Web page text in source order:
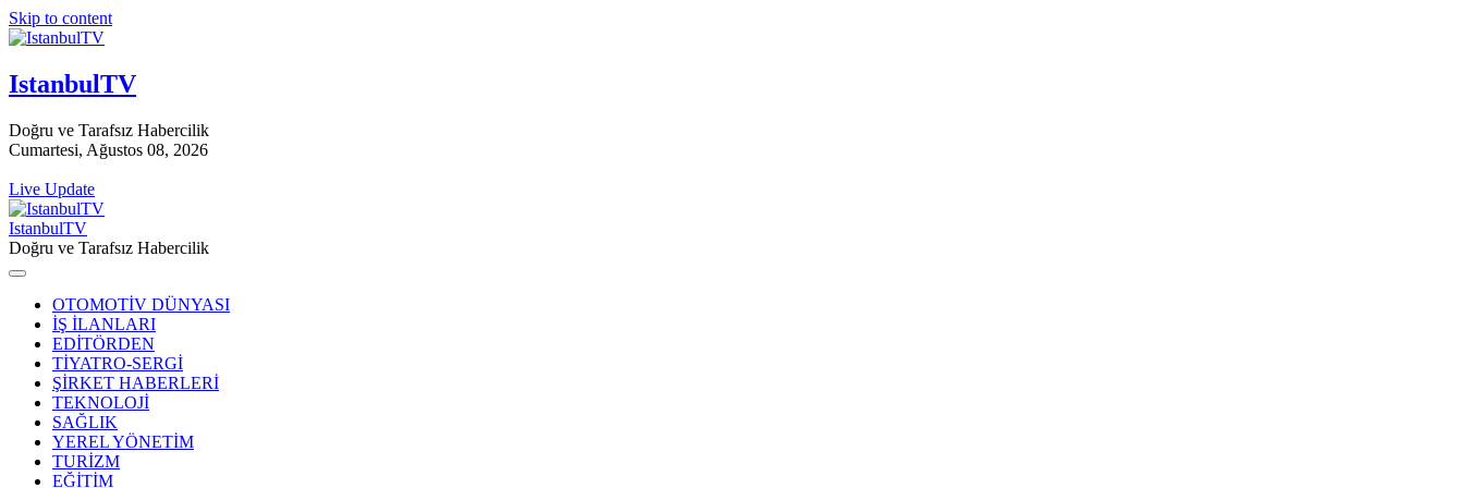
Skip to content
IstanbulTV
Doğru ve Tarafsız Habercilik
Cumartesi, Ağustos 08, 2026
Live Update
IstanbulTV
Doğru ve Tarafsız Habercilik
OTOMOTİV DÜNYASI
İŞ İLANLARI
EDİTÖRDEN
TİYATRO-SERGİ
ŞİRKET HABERLERİ
TEKNOLOJİ
SAĞLIK
YEREL YÖNETİM
TURİZM
EĞİTİM